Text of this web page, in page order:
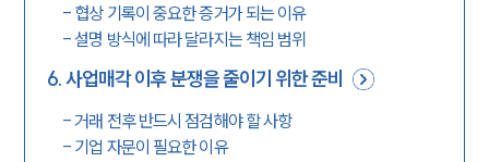
- 협상 기록이 중요한 증거가 되는 이유
-설명 방식에 따라 달라지는 책임 범위
6.사업매각 이후 분쟁을 줄이기 위한 준비
-거래 전후 반드시 점검해야 할 사항
- 기업 자문이 필요한 이유